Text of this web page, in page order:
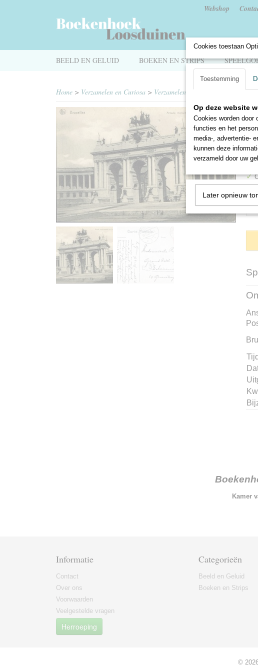
Webshop
BEELD EN GELUID BOEKEN EN STRIPS
Home > Verzamelen en Curiosa > Verzamelen >
€
✓
Kamer
Informatie
Contact
Over ons
Voorwaarden
Veelgestelde vragen
Herroeping
Categorieën
Beeld en Geluid
Boeken en Strips
©
Cookies toestaan
Toestemming
Op deze website
Cookies worden door
functies en het
media-, advertentie-
kunnen deze
verzameld door uw
Later opnieuw